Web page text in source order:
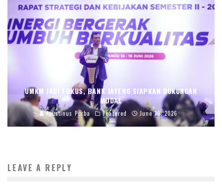
UMKM JADI FOKUS, BANK JATENG SIAPKAN DUKUNGAN
MODAL
Agustinus Purba Featured June 19, 2026
LEAVE A REPLY